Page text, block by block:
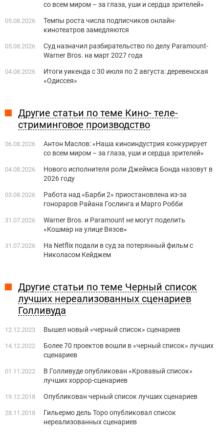
со всем миром – за глаза, уши и сердца зрителей»
05.08.2026
Темпы роста числа подписчиков онлайн-
кинотеатров замедляются
05.08.2026
Суд назначил разбирательство по делу Paramount-
Warner Bros. на март 2027 года
04.08.2026
Итоги уикенда с 30 июля по 2 августа: деревенская
«Одиссея»
Другие статьи по теме Кино- теле-
стриминговое производство
06.08.2026
Антон Маслов: «Наша киноиндустрия конкурирует
со всем миром – за глаза, уши и сердца зрителей»
04.08.2026
Нового исполнителя роли Джеймса Бонда назовут в
2026 году
03.08.2026
Работа над «Барби 2» приостановлена из-за
гонораров Райана Гослинга и Марго Робби
31.07.2026
Warner Bros. и Paramount не могут поделить
«Кошмар на улице Вязов»
31.07.2026
На Netflix подали в суд за потерянный фильм с
Николасом Кейджем
Другие статьи по теме Черный список
лучших нереализованных сценариев
Голливуда
12.12.2023 Вышел новый «черный список» сценариев
14.12.2022
Более 70 проектов вошли в «черный список» лучших
сценариев
01.11.2022
В Голливуде опубликован «Кровавый список»
лучших хоррор-сценариев
19.12.2018 Опубликован черный список лучших сценариев
28.11.2018
Гильермо дель Торо опубликовал список
нереализованных сценариев